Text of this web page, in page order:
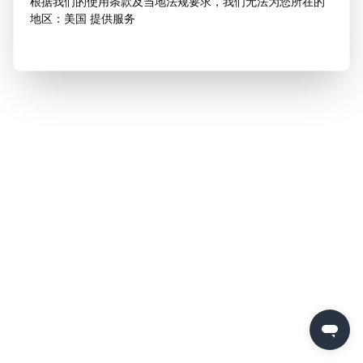
地区：美国 提供服务